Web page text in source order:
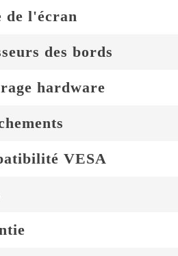
de l'écran
des bords
hardware
VESA